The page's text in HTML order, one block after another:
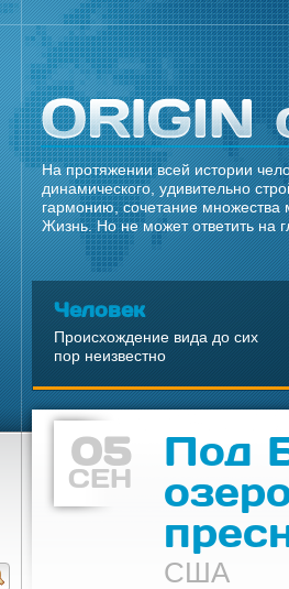
На протяжении всей истории
динамического, удивительно
гармонию, сочетание множества
Жизнь. Но не может ответить на
Человек
Происхождение вида до сих
пор неизвестно
05
СЕН
Под
США